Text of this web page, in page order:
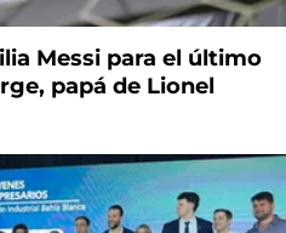
Messi para el último
papá de Lionel